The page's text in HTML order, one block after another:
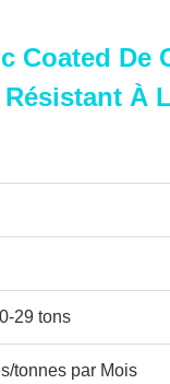
Coated De
À
29 tons
10000 tonnes/tonnes par Mois